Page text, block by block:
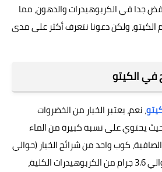
جدا في الكربوهيدرات والدهون، مما
الكيتو، ولكن دعونا نتعرف أكثر على مدى
الكيتو
، نعم، يعتبر الخيار من الخضروات
يحتوي على نسبة كبيرة من الماء
كوب واحد من شرائح الخيار (حوالي
104 جرام) يحتوي على حوالي 3.6 جرام من الكربوهيدرات الكلية،